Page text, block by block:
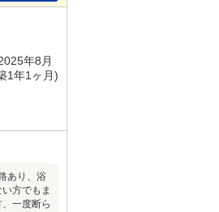
年8月
1年1ヶ月)
あり、浴
方でもま
一度断ら